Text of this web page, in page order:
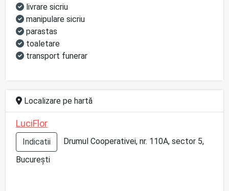
livrare sicriu
manipulare sicriu
parastas
toaletare
transport funerar
Localizare pe hartă
LuciFlor
Indicatii
Drumul Cooperativei, nr. 110A, sector 5,
București